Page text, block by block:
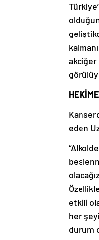
akciğer
eden
etkili
her
durum